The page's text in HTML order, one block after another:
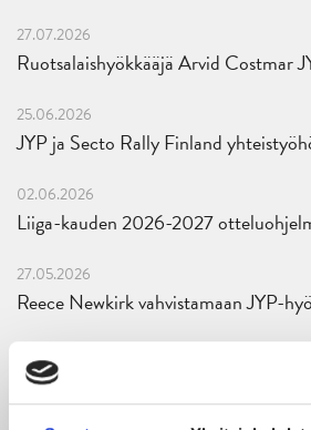
27.07.2026
Ruotsalaishyökkääjä Arvid Costmar
25.06.2026
JYP ja Secto Rally Finland
02.06.2026
Liiga-kauden 2026-2027
27.05.2026
Reece Newkirk vahvistamaan JYP-
18.05.2026
Jaatinen ja Liljamo jatkosopimuksiin
yhteistyö jatkuu